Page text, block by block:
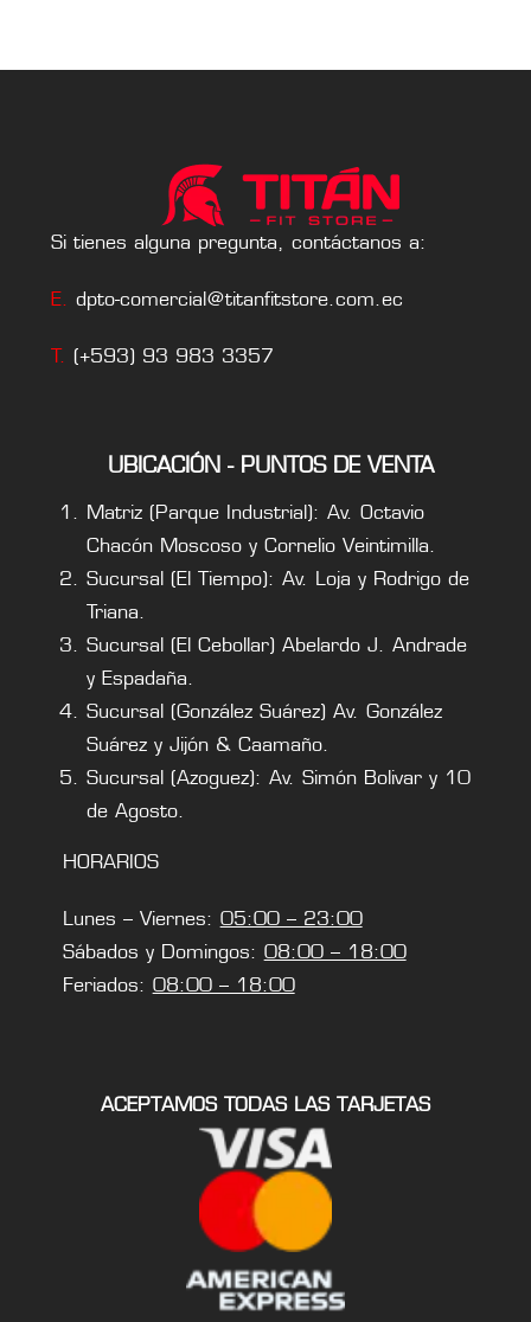
Si tienes alguna pregunta, contáctanos a:
E. dpto-comercial@titanfitstore.com.ec
T. (+593) 93 983 3357
UBICACIÓN - PUNTOS DE VENTA
Matriz (Parque Industrial): Av. Octavio
Chacón Moscoso y Cornelio Veintimilla.
Sucursal (El Tiempo): Av. Loja y Rodrigo de
Triana.
Sucursal (El Cebollar) Abelardo J. Andrade
y Espadaña.
Sucursal (González Suárez) Av. González
Suárez y Jijón & Caamaño.
Sucursal (Azoguez): Av. Simón Bolivar y 10
de Agosto.
HORARIOS
Lunes – Viernes: 05:00 – 23:00
Sábados y Domingos: 08:00 – 18:00
Feriados: 08:00 – 18:00
ACEPTAMOS TODAS LAS TARJETAS